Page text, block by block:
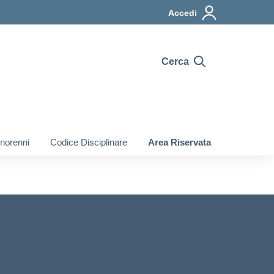
Accedi
Cerca
Codice Disciplinare Area Riservata